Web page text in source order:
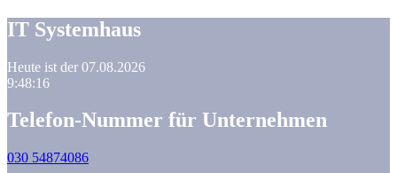
IT Systemhaus
Heute ist der 07.08.2026
9:48:16
Telefon-Nummer für Unternehmen
030 54874086